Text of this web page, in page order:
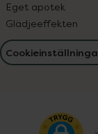
Eget apotek
Glädjeeffekten